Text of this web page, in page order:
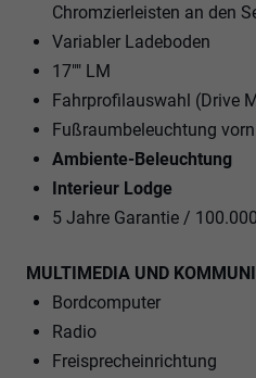
Chromzierleisten an den
Variabler Ladeboden
17"" LM
Fahrprofilauswahl (Drive
Fußraumbeleuchtung
Ambiente-Beleuchtung
Interieur Lodge
5 Jahre Garantie /
MULTIMEDIA UND
Bordcomputer
Radio
Freisprecheinrichtung